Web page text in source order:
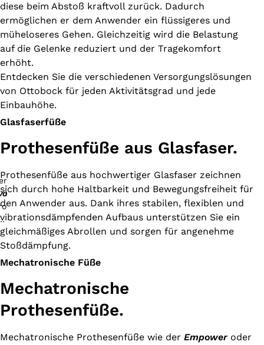
diese beim Abstoß kraftvoll zurück. Dadurch
ermöglichen er dem Anwender ein flüssigeres und
müheloseres Gehen. Gleichzeitig wird die Belastung
auf die Gelenke reduziert und der Tragekomfort
erhöht.
Entdecken Sie die verschiedenen Versorgungslösungen
von Ottobock für jeden Aktivitätsgrad und jede
Einbauhöhe.
Glasfaserfüße
Prothesenfüße aus Glasfaser.
Prothesenfüße aus hochwertiger Glasfaser zeichnen
sich durch hohe Haltbarkeit und Bewegungsfreiheit für
den Anwender aus. Dank ihres stabilen, flexiblen und
vibrationsdämpfenden Aufbaus unterstützen Sie ein
gleichmäßiges Abrollen und sorgen für angenehme
Stoßdämpfung.
Mechatronische Füße
Mechatronische
Prothesenfüße.
Mechatronische Prothesenfüße wie der Empower oder